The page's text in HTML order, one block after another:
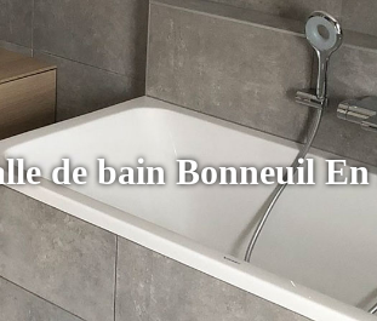
de bain Bonneuil En